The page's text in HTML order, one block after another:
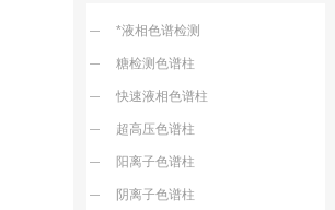
*液相色谱检测
糖检测色谱柱
快速液相色谱柱
超高压色谱柱
阳离子色谱柱
阴离子色谱柱